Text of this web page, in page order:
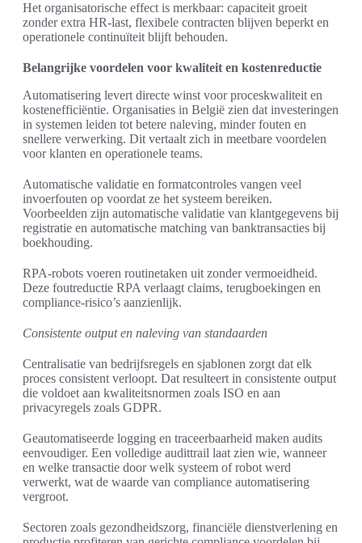
Het organisatorische effect is merkbaar: capaciteit groeit
zonder extra HR-last, flexibele contracten blijven beperkt en
operationele continuïteit blijft behouden.
Belangrijke voordelen voor kwaliteit en kostenreductie
Automatisering levert directe winst voor proceskwaliteit en
kostenefficiëntie. Organisaties in België zien dat investeringen
in systemen leiden tot betere naleving, minder fouten en
snellere verwerking. Dit vertaalt zich in meetbare voordelen
voor klanten en operationele teams.
Automatische validatie en formatcontroles vangen veel
invoerfouten op voordat ze het systeem bereiken.
Voorbeelden zijn automatische validatie van klantgegevens bij
registratie en automatische matching van banktransacties bij
boekhouding.
RPA-robots voeren routinetaken uit zonder vermoeidheid.
Deze foutreductie RPA verlaagt claims, terugboekingen en
compliance-risico’s aanzienlijk.
Consistente output en naleving van standaarden
Centralisatie van bedrijfsregels en sjablonen zorgt dat elk
proces consistent verloopt. Dat resulteert in consistente output
die voldoet aan kwaliteitsnormen zoals ISO en aan
privacyregels zoals GDPR.
Geautomatiseerde logging en traceerbaarheid maken audits
eenvoudiger. Een volledige audittrail laat zien wie, wanneer
en welke transactie door welk systeem of robot werd
verwerkt, wat de waarde van compliance automatisering
vergroot.
Sectoren zoals gezondheidszorg, financiële dienstverlening en